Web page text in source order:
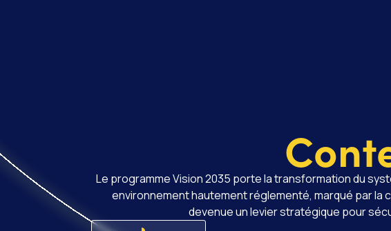
Le programme Vision 2035 porte la transformation du
environnement hautement réglementé, marqué par
devenue un levier stratégique pour